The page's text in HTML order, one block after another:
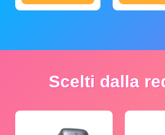
Scelti dalla